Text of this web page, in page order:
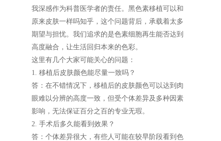
我深感作为科普医学者的责任。黑色素移植可以和
原来皮肤一样吗知乎，这个问题背后，承载着太多
期望与担忧。我们追求的是色素细胞再生能否达到
高度融合，让生活回归本来的色彩。
这里有几个大家可能关心的问题：
1. 移植后皮肤颜色能尽量一致吗？
答：在不错情况下，移植后的皮肤颜色可以达到肉
眼难以分辨的高度一致，但受个体差异及多种因素
影响，无法保证百分之百的专业无瑕。
2. 手术后多久能看到效果？
答：个体差异很大，有些人可能在较早阶段看到色